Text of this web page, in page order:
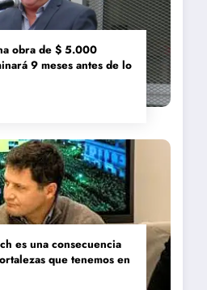
obra de $ 5.000
9 meses antes de lo
es una consecuencia
que tenemos en